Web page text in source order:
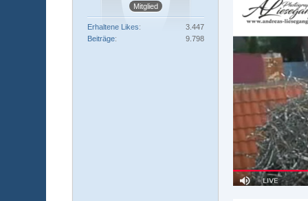
Mitglied
Erhaltene Likes
3.447
Beiträge
9.798